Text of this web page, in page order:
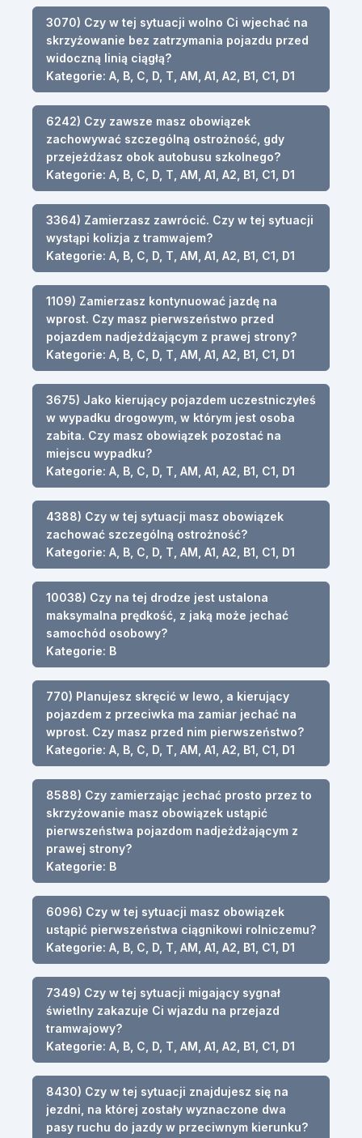
3070) Czy w tej sytuacji wolno Ci wjechać na
skrzyżowanie bez zatrzymania pojazdu przed
widoczną linią ciągłą?
Kategorie: A, B, C, D, T, AM, A1, A2, B1, C1, D1
6242) Czy zawsze masz obowiązek
zachowywać szczególną ostrożność, gdy
przejeżdżasz obok autobusu szkolnego?
Kategorie: A, B, C, D, T, AM, A1, A2, B1, C1, D1
3364) Zamierzasz zawrócić. Czy w tej sytuacji
wystąpi kolizja z tramwajem?
Kategorie: A, B, C, D, T, AM, A1, A2, B1, C1, D1
1109) Zamierzasz kontynuować jazdę na
wprost. Czy masz pierwszeństwo przed
pojazdem nadjeżdżającym z prawej strony?
Kategorie: A, B, C, D, T, AM, A1, A2, B1, C1, D1
3675) Jako kierujący pojazdem uczestniczyłeś
w wypadku drogowym, w którym jest osoba
zabita. Czy masz obowiązek pozostać na
miejscu wypadku?
Kategorie: A, B, C, D, T, AM, A1, A2, B1, C1, D1
4388) Czy w tej sytuacji masz obowiązek
zachować szczególną ostrożność?
Kategorie: A, B, C, D, T, AM, A1, A2, B1, C1, D1
10038) Czy na tej drodze jest ustalona
maksymalna prędkość, z jaką może jechać
samochód osobowy?
Kategorie: B
770) Planujesz skręcić w lewo, a kierujący
pojazdem z przeciwka ma zamiar jechać na
wprost. Czy masz przed nim pierwszeństwo?
Kategorie: A, B, C, D, T, AM, A1, A2, B1, C1, D1
8588) Czy zamierzając jechać prosto przez to
skrzyżowanie masz obowiązek ustąpić
pierwszeństwa pojazdom nadjeżdżającym z
prawej strony?
Kategorie: B
6096) Czy w tej sytuacji masz obowiązek
ustąpić pierwszeństwa ciągnikowi rolniczemu?
Kategorie: A, B, C, D, T, AM, A1, A2, B1, C1, D1
7349) Czy w tej sytuacji migający sygnał
świetlny zakazuje Ci wjazdu na przejazd
tramwajowy?
Kategorie: A, B, C, D, T, AM, A1, A2, B1, C1, D1
8430) Czy w tej sytuacji znajdujesz się na
jezdni, na której zostały wyznaczone dwa
pasy ruchu do jazdy w przeciwnym kierunku?